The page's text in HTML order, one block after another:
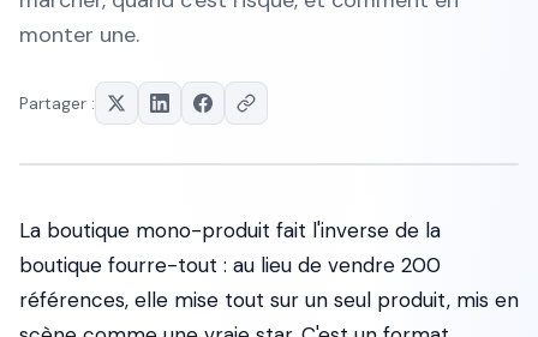
monter une.
Partager :
La boutique mono-produit fait l'inverse de la
boutique fourre-tout : au lieu de vendre 200
références, elle mise tout sur un seul produit, mis en